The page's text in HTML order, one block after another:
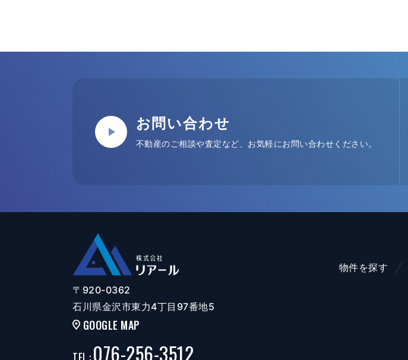
お問い合わせ
不動産のご相談や査定など、お気軽にお問い合わせください。
物件を探す
〒920-0362
石川県金沢市東力4丁目97番地5
GOOGLE MAP
076-256-3512